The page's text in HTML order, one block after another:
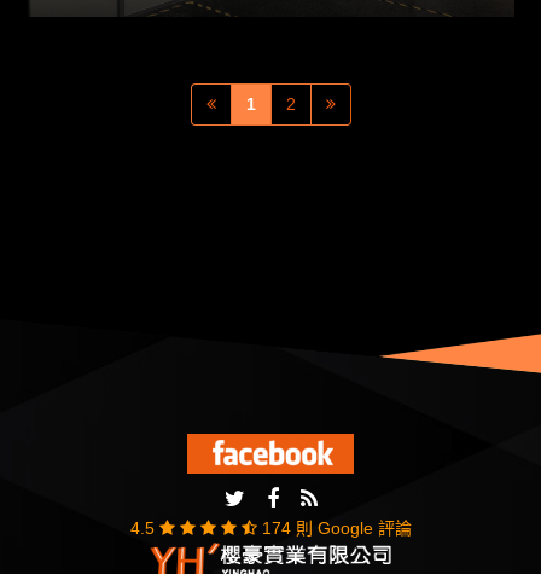
隔間適用範圍-工廠/辦公室隔間、食品廠隔
1 2
4.5 174 則 Google 評論